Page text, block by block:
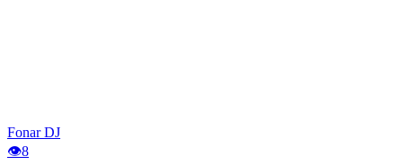
Fonar DJ
👁8